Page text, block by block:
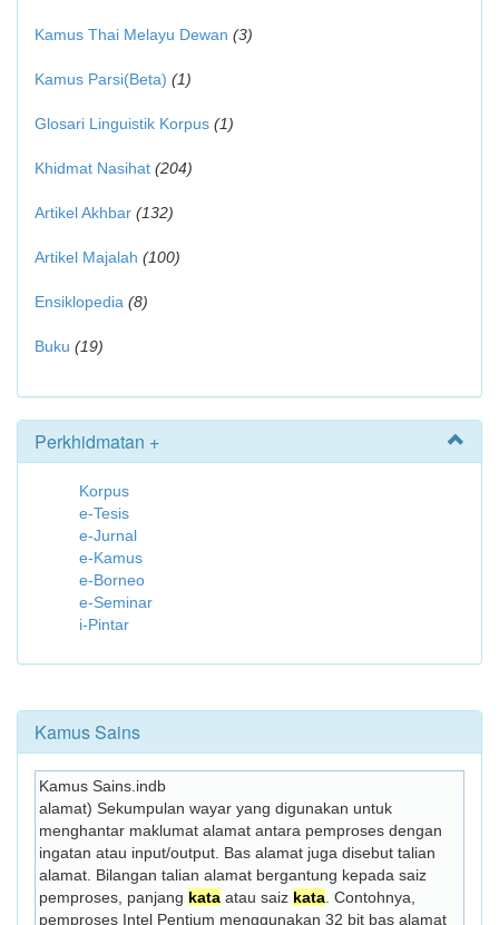
Kamus Thai Melayu Dewan (3)
Kamus Parsi(Beta) (1)
Glosari Linguistik Korpus (1)
Khidmat Nasihat (204)
Artikel Akhbar (132)
Artikel Majalah (100)
Ensiklopedia (8)
Buku (19)
Perkhidmatan +
Korpus
e-Tesis
e-Jurnal
e-Kamus
e-Borneo
e-Seminar
i-Pintar
Kamus Sains
Kamus Sains.indb
alamat) Sekumpulan wayar yang digunakan untuk
menghantar maklumat alamat antara pemproses dengan
ingatan atau input/output. Bas alamat juga disebut talian
alamat. Bilangan talian alamat bergantung kepada saiz
pemproses, panjang kata atau saiz kata . Contohnya,
pemproses Intel Pentium menggunakan 32 bit bas alamat